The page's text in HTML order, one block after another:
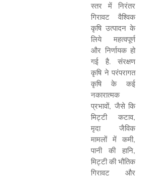
स्तर में निरंतर
गिरावट वैश्विक
कृषि उत्पादन के
लिये महत्वपूर्ण
और निर्णायक हो
गई है. संरक्षण
कृषि ने परंपरागत
कृषि के कई
नकारात्मक
प्रभावों, जैसे कि
मिट्टी कटाव,
मृदा जैविक
मामलों में कमी,
पानी की हानि,
मिट्टी की भौतिक
गिरावट और